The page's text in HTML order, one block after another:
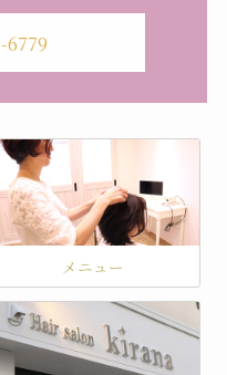
6779
メニュー